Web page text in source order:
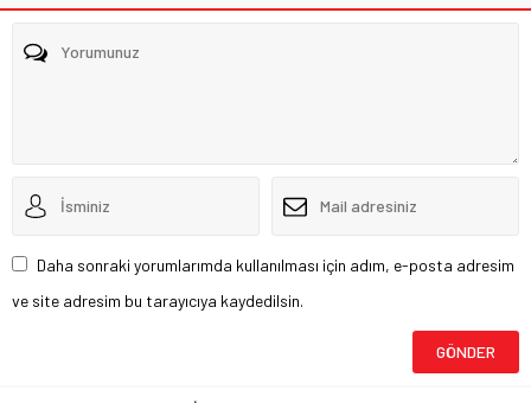
Daha sonraki yorumlarımda kullanılması için adım, e-posta adresim
ve site adresim bu tarayıcıya kaydedilsin.